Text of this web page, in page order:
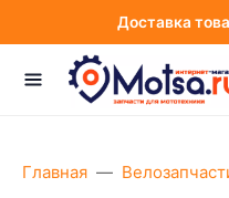
Доставка
Главная